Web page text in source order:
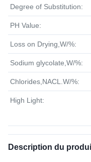
Degree of Substitution:
PH Value:
Loss on Drying,W/%:
Sodium glycolate,W/%:
Chlorides,NACL.W/%:
High Light:
Description du